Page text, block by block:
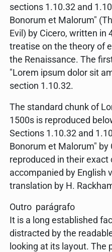
sections 1.10.32 and
Bonorum et Malorum"
Evil) by Cicero, written in
treatise on the theory of
the Renaissance. The
"Lorem ipsum dolor sit
section 1.10.32.
The standard chunk of
1500s is reproduced
Sections 1.10.32 and
Bonorum et Malorum" by
reproduced in their exact
accompanied by English
translation by H.
Outro parágrafo
It is a long established
distracted by the
looking at its layout. The